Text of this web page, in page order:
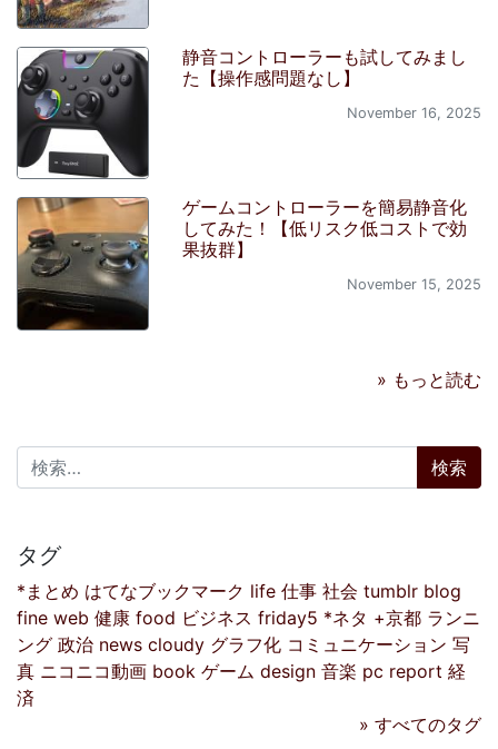
静音コントローラーも試してみまし
た【操作感問題なし】
November 16, 2025
ゲームコントローラーを簡易静音化
してみた！【低リスク低コストで効
果抜群】
November 15, 2025
» もっと読む
検索:
タグ
*まとめ はてなブックマーク life 仕事 社会 tumblr blog
fine web 健康 food ビジネス friday5 *ネタ +京都 ランニ
ング 政治 news cloudy グラフ化 コミュニケーション 写
真 ニコニコ動画 book ゲーム design 音楽 pc report 経
済
» すべてのタグ